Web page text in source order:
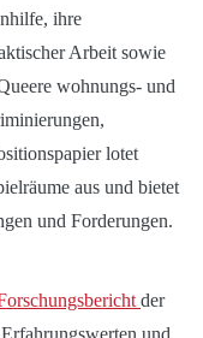
ihre
Arbeit sowie
wohnungs- und
lotet
aus und bietet
und Forderungen.
der
und